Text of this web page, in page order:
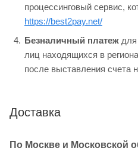
процессинговый сервис,
https://best2pay.net/
Безналичный платеж
лиц находящихся в
после выставления счета
Доставка
По Москве и Московской